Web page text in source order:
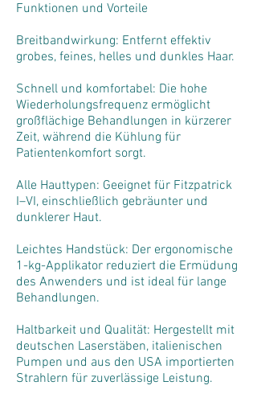
Funktionen und Vorteile
Breitbandwirkung: Entfernt effektiv
grobes, feines, helles und dunkles Haar.
Schnell und komfortabel: Die hohe
Wiederholungsfrequenz ermöglicht
großflächige Behandlungen in kürzerer
Zeit, während die Kühlung für
Patientenkomfort sorgt.
Alle Hauttypen: Geeignet für Fitzpatrick
I–VI, einschließlich gebräunter und
dunklerer Haut.
Leichtes Handstück: Der ergonomische
1-kg-Applikator reduziert die Ermüdung
des Anwenders und ist ideal für lange
Behandlungen.
Haltbarkeit und Qualität: Hergestellt mit
deutschen Laserstäben, italienischen
Pumpen und aus den USA importierten
Strahlern für zuverlässige Leistung.